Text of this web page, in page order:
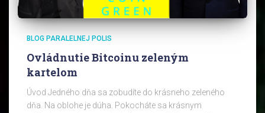
BLOG PARALELNEJ POLIS
Ovládnutie Bitcoinu zeleným
kartelom
Úvod Jedného dňa sa zobudíte do krásneho zeleného
dňa. Na oblohe je dúha. Pokocháte sa krásnym